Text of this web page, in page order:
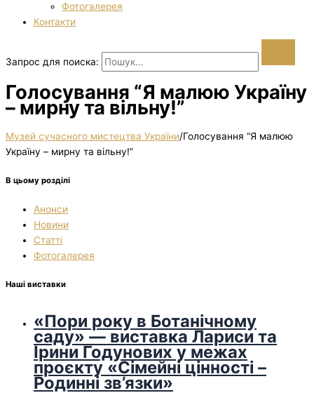
Фотогалерея
Контакти
Запрос для поиска:
Голосування “Я малюю Україну
– мирну та вільну!”
Музей сучасного мистецтва України/Голосування “Я малюю
Україну – мирну та вільну!”
В цьому розділі
Анонси
Новини
Статті
Фотогалерея
Наші виставки
«Пори року в Ботанічному
саду» — виставка Лариси та
Ірини Годунових у межах
проєкту «Сімейні цінності –
Родинні зв’язки»